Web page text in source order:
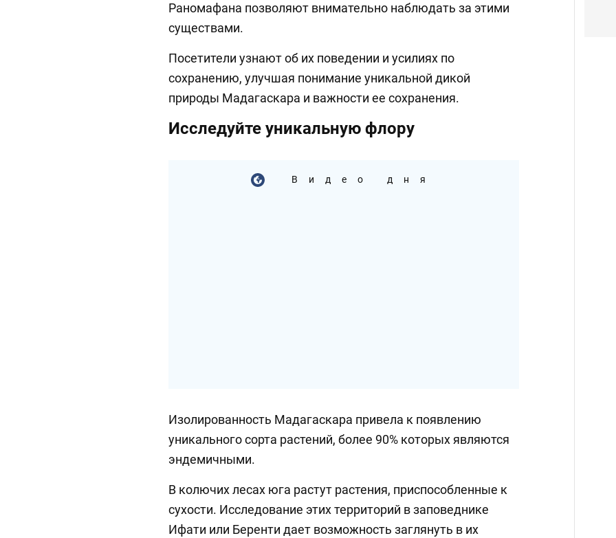
Раномафана позволяют внимательно наблюдать за этими
существами.
Посетители узнают об их поведении и усилиях по
сохранению, улучшая понимание уникальной дикой
природы Мадагаскара и важности ее сохранения.
Исследуйте уникальную флору
Видео дня
Изолированность Мадагаскара привела к появлению
уникального сорта растений, более 90% которых являются
эндемичными.
В колючих лесах юга растут растения, приспособленные к
сухости. Исследование этих территорий в заповеднике
Ифати или Беренти дает возможность заглянуть в их